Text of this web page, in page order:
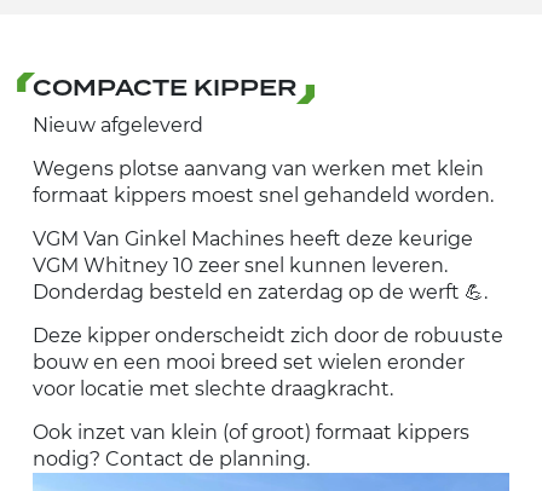
COMPACTE KIPPER
Nieuw afgeleverd
Wegens plotse aanvang van werken met klein
formaat kippers moest snel gehandeld worden.
VGM Van Ginkel Machines heeft deze keurige
VGM Whitney 10 zeer snel kunnen leveren.
Donderdag besteld en zaterdag op de werft 💪.
Deze kipper onderscheidt zich door de robuuste
bouw en een mooi breed set wielen eronder
voor locatie met slechte draagkracht.
Ook inzet van klein (of groot) formaat kippers
nodig? Contact de planning.